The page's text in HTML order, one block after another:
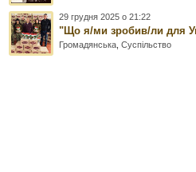
29 грудня 2025 о 21:22
"Що я/ми зробив/ли для
Громадянська ,Суспільство